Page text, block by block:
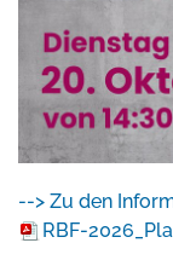
--> Zu den
RBF-